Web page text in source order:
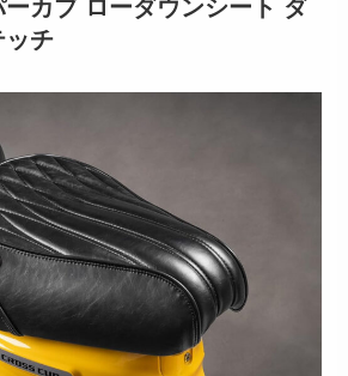
カブ ローダウンシート ダ
ッチ